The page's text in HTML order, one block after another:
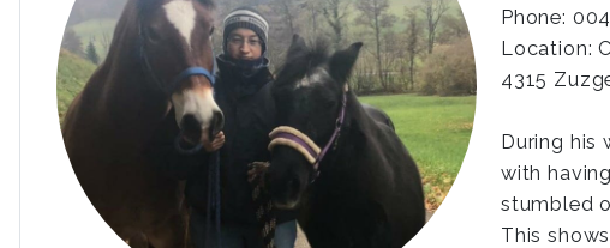
Phone:
Location:
4315
During his
with
stumbled
This